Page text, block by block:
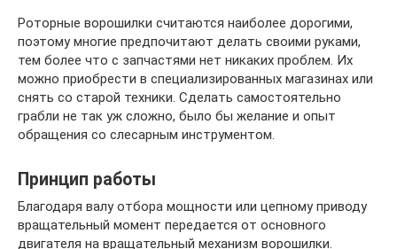
Роторные ворошилки считаются наиболее дорогими,
поэтому многие предпочитают делать своими руками,
тем более что с запчастями нет никаких проблем. Их
можно приобрести в специализированных магазинах или
снять со старой техники. Сделать самостоятельно
грабли не так уж сложно, было бы желание и опыт
обращения со слесарным инструментом.
Принцип работы
Благодаря валу отбора мощности или цепному приводу
вращательный момент передается от основного
двигателя на вращательный механизм ворошилки.